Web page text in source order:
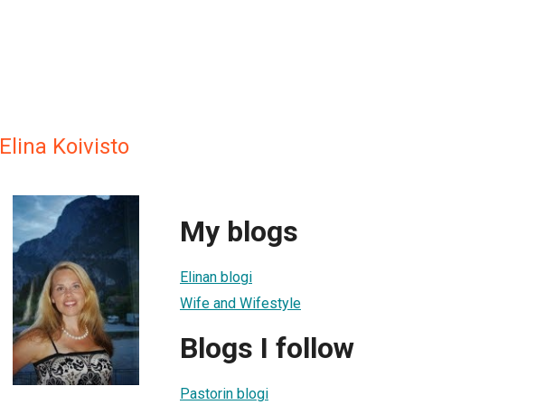
Elina Koivisto
My blogs
Elinan blogi
Wife and Wifestyle
Blogs I follow
Pastorin blogi